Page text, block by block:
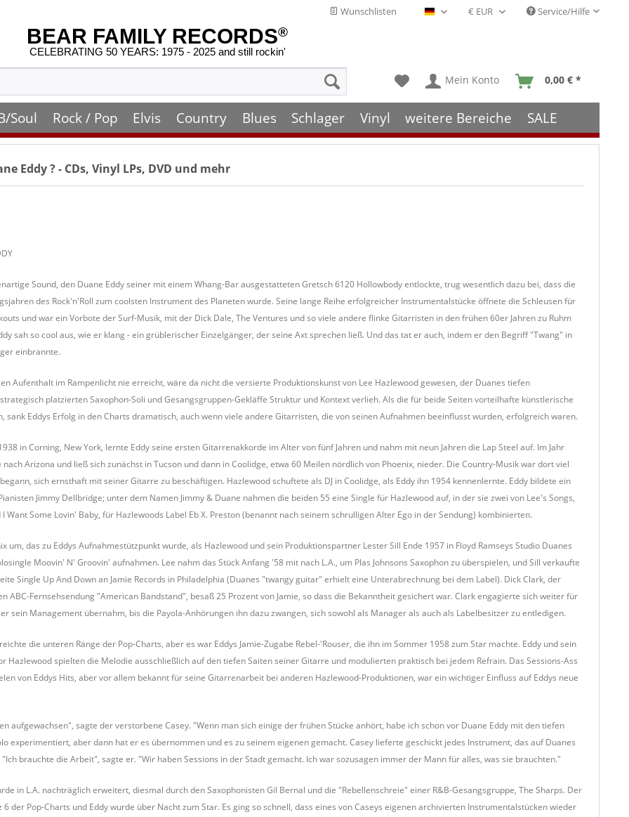
Wunschlisten Deutsch - DE Service/Hilfe
BEAR FAMILY RECORDS®
CELEBRATING 50 YEARS: 1975 - 2025 and still rockin'
Mein Konto 0,00 € *
Soul Rock / Pop Elvis Country Blues Schlager Vinyl weitere Bereiche SALE
Eddy? - CDs, Vinyl LPs, DVD und mehr
Sound, den Duane Eddy seiner mit einem Whang-Bar ausgestatteten Gretsch 6120 Hollowbody entlockte, trug wesentlich dazu bei, dass die
des Rock'n'Roll zum coolsten Instrument des Planeten wurde. Seine lange Reihe erfolgreicher Instrumentalstücke öffnete die Schleusen für
und war ein Vorbote der Surf-Musik, mit der Dick Dale, The Ventures und so viele andere flinke Gitarristen in den frühen 60er Jahren zu Ruhm
sah so cool aus, wie er klang - ein grüblerischer Einzelgänger, der seine Axt sprechen ließ. Und das tat er auch, indem er den Begriff "Twang" in
einbrannte.
Aufenthalt im Rampenlicht nie erreicht, wäre da nicht die versierte Produktionskunst von Lee Hazlewood gewesen, der Duanes tiefen
platzierten Saxophon-Soli und Gesangsgruppen-Gekläffe Struktur und Kontext verlieh. Als die für beide Seiten vorteilhafte künstlerische
sank Eddys Erfolg in den Charts dramatisch, auch wenn viele andere Gitarristen, die von seinen Aufnahmen beeinflusst wurden, erfolgreich waren.
in Corning, New York, lernte Eddy seine ersten Gitarrenakkorde im Alter von fünf Jahren und nahm mit neun Jahren die Lap Steel auf. Im Jahr
nach Arizona und ließ sich zunächst in Tucson und dann in Coolidge, etwa 60 Meilen nördlich von Phoenix, nieder. Die Country-Musik war dort viel
sich ernsthaft mit seiner Gitarre zu beschäftigen. Hazlewood schuftete als DJ in Coolidge, als Eddy ihn 1954 kennenlernte. Eddy bildete ein
Jimmy Dellbridge; unter dem Namen Jimmy & Duane nahmen die beiden 55 eine Single für Hazlewood auf, in der sie zwei von Lee's Songs,
Want Some Lovin' Baby, für Hazlewoods Label Eb X. Preston (benannt nach seinem schrulligen Alter Ego in der Sendung) kombinierten.
um, das zu Eddys Aufnahmestützpunkt wurde, als Hazlewood und sein Produktionspartner Lester Sill Ende 1957 in Floyd Ramseys Studio Duanes
Moovin' N' Groovin' aufnahmen. Lee nahm das Stück Anfang '58 mit nach L.A., um Plas Johnsons Saxophon zu überspielen, und Sill verkaufte
Single Up And Down an Jamie Records in Philadelphia (Duanes "twangy guitar" erhielt eine Unterabrechnung bei dem Label). Dick Clark, der
ABC-Fernsehsendung "American Bandstand", besaß 25 Prozent von Jamie, so dass die Bekanntheit gesichert war. Clark engagierte sich weiter für
sein Management übernahm, bis die Payola-Anhörungen ihn dazu zwangen, sich sowohl als Manager als auch als Labelbesitzer zu entledigen.
die unteren Ränge der Pop-Charts, aber es war Eddys Jamie-Zugabe Rebel-'Rouser, die ihn im Sommer 1958 zum Star machte. Eddy und sein
Hazlewood spielten die Melodie ausschließlich auf den tiefen Saiten seiner Gitarre und modulierten praktisch bei jedem Refrain. Das Sessions-Ass
von Eddys Hits, aber vor allem bekannt für seine Gitarrenarbeit bei anderen Hazlewood-Produktionen, war ein wichtiger Einfluss auf Eddys neue
aufgewachsen", sagte der verstorbene Casey. "Wenn man sich einige der frühen Stücke anhört, habe ich schon vor Duane Eddy mit den tiefen
experimentiert, aber dann hat er es übernommen und es zu seinem eigenen gemacht. Casey lieferte geschickt jedes Instrument, das auf Duanes
brauchte die Arbeit", sagte er. "Wir haben Sessions in der Stadt gemacht. Ich war sozusagen immer der Mann für alles, was sie brauchten."
in L.A. nachträglich erweitert, diesmal durch den Saxophonisten Gil Bernal und die "Rebellenschreie" einer R&B-Gesangsgruppe, The Sharps. Der
6 der Pop-Charts und Eddy wurde über Nacht zum Star. Es ging so schnell, dass eines von Caseys eigenen archivierten Instrumentalstücken wieder